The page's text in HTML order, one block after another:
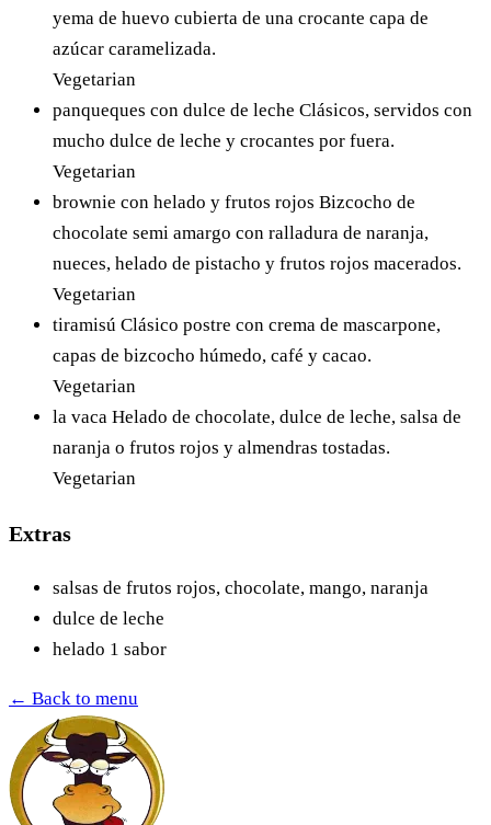
yema de huevo cubierta de una crocante capa de
azúcar caramelizada.
Vegetarian
panqueques con dulce de leche Clásicos, servidos con
mucho dulce de leche y crocantes por fuera.
Vegetarian
brownie con helado y frutos rojos Bizcocho de
chocolate semi amargo con ralladura de naranja,
nueces, helado de pistacho y frutos rojos macerados.
Vegetarian
tiramisú Clásico postre con crema de mascarpone,
capas de bizcocho húmedo, café y cacao.
Vegetarian
la vaca Helado de chocolate, dulce de leche, salsa de
naranja o frutos rojos y almendras tostadas.
Vegetarian
Extras
salsas de frutos rojos, chocolate, mango, naranja
dulce de leche
helado 1 sabor
← Back to menu